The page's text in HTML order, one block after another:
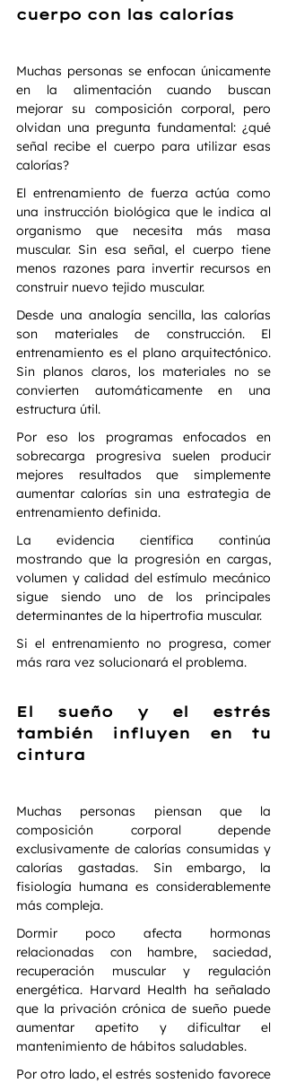
cuerpo con las calorías
Muchas personas se enfocan únicamente
en la alimentación cuando buscan
mejorar su composición corporal, pero
olvidan una pregunta fundamental: ¿qué
señal recibe el cuerpo para utilizar esas
calorías?
El entrenamiento de fuerza actúa como
una instrucción biológica que le indica al
organismo que necesita más masa
muscular. Sin esa señal, el cuerpo tiene
menos razones para invertir recursos en
construir nuevo tejido muscular.
Desde una analogía sencilla, las calorías
son materiales de construcción. El
entrenamiento es el plano arquitectónico.
Sin planos claros, los materiales no se
convierten automáticamente en una
estructura útil.
Por eso los programas enfocados en
sobrecarga progresiva suelen producir
mejores resultados que simplemente
aumentar calorías sin una estrategia de
entrenamiento definida.
La evidencia científica continúa
mostrando que la progresión en cargas,
volumen y calidad del estímulo mecánico
sigue siendo uno de los principales
determinantes de la hipertrofia muscular.
Si el entrenamiento no progresa, comer
más rara vez solucionará el problema.
El sueño y el estrés
también influyen en tu
cintura
Muchas personas piensan que la
composición corporal depende
exclusivamente de calorías consumidas y
calorías gastadas. Sin embargo, la
fisiología humana es considerablemente
más compleja.
Dormir poco afecta hormonas
relacionadas con hambre, saciedad,
recuperación muscular y regulación
energética. Harvard Health ha señalado
que la privación crónica de sueño puede
aumentar apetito y dificultar el
mantenimiento de hábitos saludables.
Por otro lado, el estrés sostenido favorece